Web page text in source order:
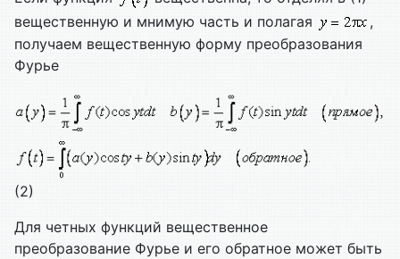
вещественную и мнимую часть и полагая
,
получаем вещественную форму преобразования
Фурье
(2)
Для четных функций вещественное
преобразование Фурье и его обратное может быть